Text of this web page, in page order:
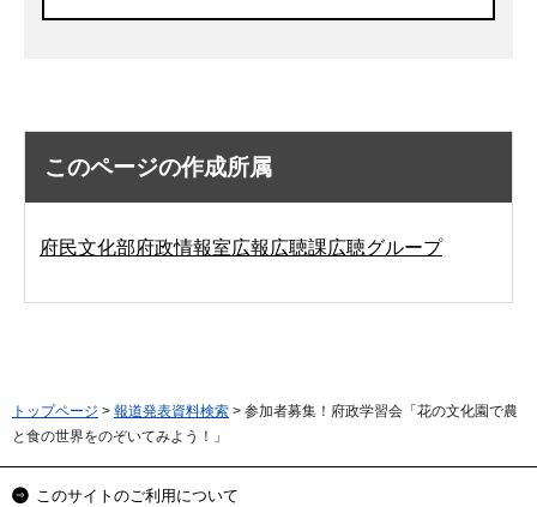
このページの作成所属
府民文化部府政情報室広報広聴課広聴グループ
トップページ > 報道発表資料検索 > 参加者募集！府政学習会「花の文化園で農
と食の世界をのぞいてみよう！」
このサイトのご利用について